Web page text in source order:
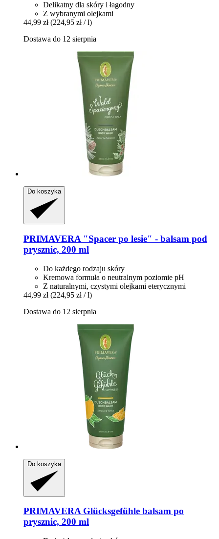
Delikatny dla skóry i łagodny
Z wybranymi olejkami
44,99 zł (224,95 zł / l)
Dostawa do 12 sierpnia
Do koszyka
PRIMAVERA "Spacer po lesie" -​ balsam pod
prysznic, 200 ml
Do każdego rodzaju skóry
Kremowa formuła o neutralnym poziomie pH
Z naturalnymi, czystymi olejkami eterycznymi
44,99 zł (224,95 zł / l)
Dostawa do 12 sierpnia
Do koszyka
PRIMAVERAGlücksgefühle balsam po
prysznic, 200 ml